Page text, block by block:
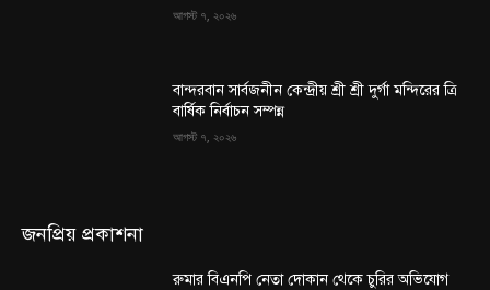
আগস্ট ৭, ২০২৬
বান্দরবান সার্বজনীন কেন্দ্রীয় শ্রী শ্রী দুর্গা মন্দিরের ত্রি
বার্ষিক নির্বাচন সম্পন্ন
আগস্ট ৭, ২০২৬
জনপ্রিয় প্রকাশনা
রুমার বিএনপি নেতা দোকান থেকে চুরির অভিযোগ